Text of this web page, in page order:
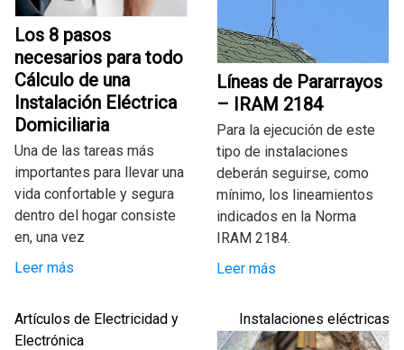
Los 8 pasos
necesarios para todo
Cálculo de una
Instalación Eléctrica
Domiciliaria
Una de las tareas más
importantes para llevar una
vida confortable y segura
dentro del hogar consiste
en, una vez
Leer más
Líneas de Pararrayos
– IRAM 2184
Para la ejecución de este
tipo de instalaciones
deberán seguirse, como
mínimo, los lineamientos
indicados en la Norma
IRAM 2184.
Leer más
Artículos de Electricidad y
Electrónica
Instalaciones eléctricas